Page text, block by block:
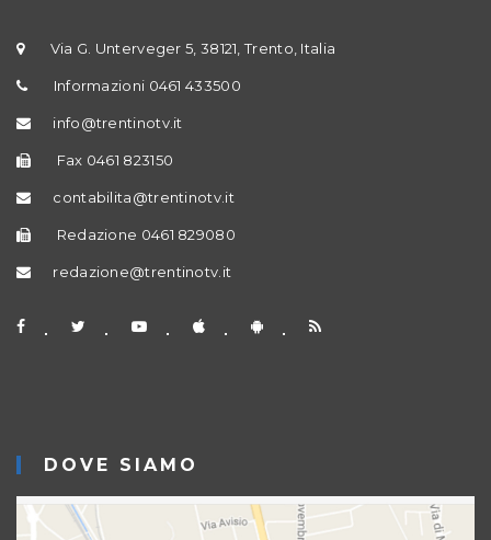
Via G. Unterveger 5, 38121, Trento, Italia
Informazioni 0461 433500
info@trentinotv.it
Fax 0461 823150
contabilita@trentinotv.it
Redazione 0461 829080
redazione@trentinotv.it
DOVE SIAMO